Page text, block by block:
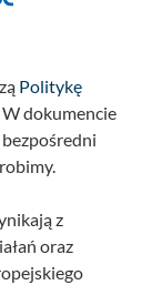
Politykę
dokumencie
z
oraz